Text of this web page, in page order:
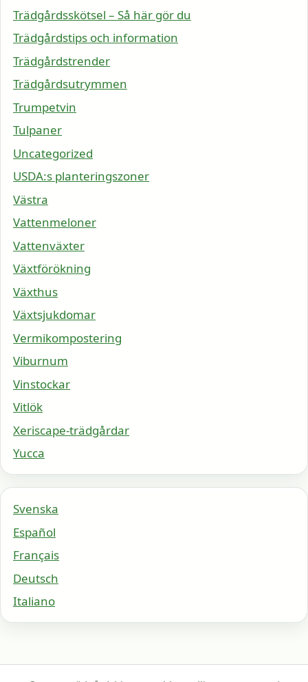
Trädgårdsskötsel – Så här gör du
Trädgårdstips och information
Trädgårdstrender
Trädgårdsutrymmen
Trumpetvin
Tulpaner
Uncategorized
USDA:s planteringszoner
Västra
Vattenmeloner
Vattenväxter
Växtförökning
Växthus
Växtsjukdomar
Vermikompostering
Viburnum
Vinstockar
Vitlök
Xeriscape-trädgårdar
Yucca
Svenska
Español
Français
Deutsch
Italiano